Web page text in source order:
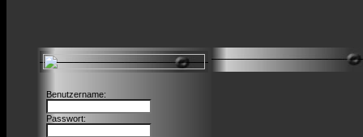
Benutzername:
Passwort: